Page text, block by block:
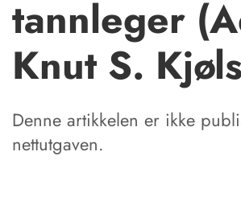
tannleger
Knut S.
Denne artikkelen er ikke
nettutgaven.